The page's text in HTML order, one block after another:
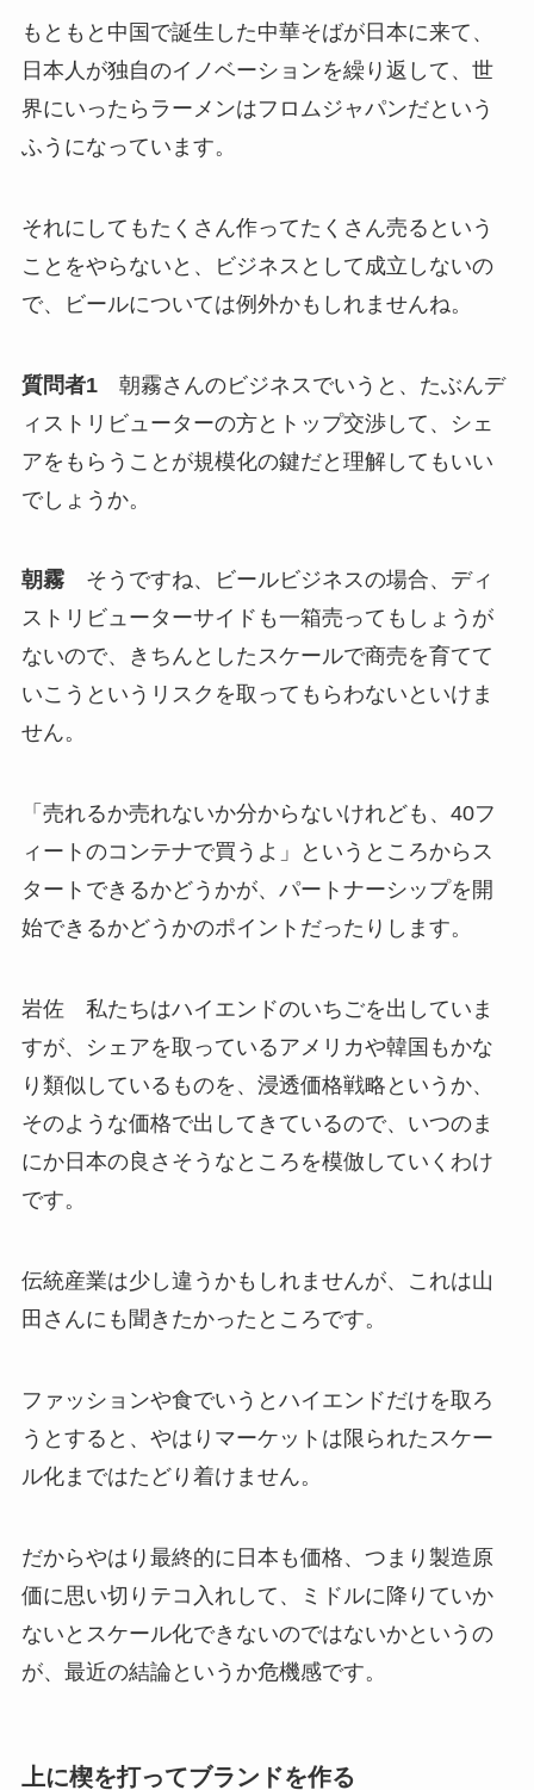
もともと中国で誕生した中華そばが日本に来て、
日本人が独自のイノベーションを繰り返して、世
界にいったらラーメンはフロムジャパンだという
ふうになっています。
それにしてもたくさん作ってたくさん売るという
ことをやらないと、ビジネスとして成立しないの
で、ビールについては例外かもしれませんね。
質問者1朝霧さんのビジネスでいうと、たぶんデ
ィストリビューターの方とトップ交渉して、シェ
アをもらうことが規模化の鍵だと理解してもいい
でしょうか。
朝霧そうですね、ビールビジネスの場合、ディ
ストリビューターサイドも一箱売ってもしょうが
ないので、きちんとしたスケールで商売を育てて
いこうというリスクを取ってもらわないといけま
せん。
「売れるか売れないか分からないけれども、40フ
ィートのコンテナで買うよ」というところからス
タートできるかどうかが、パートナーシップを開
始できるかどうかのポイントだったりします。
岩佐 私たちはハイエンドのいちごを出していま
すが、シェアを取っているアメリカや韓国もかな
り類似しているものを、浸透価格戦略というか、
そのような価格で出してきているので、いつのま
にか日本の良さそうなところを模倣していくわけ
です。
伝統産業は少し違うかもしれませんが、これは山
田さんにも聞きたかったところです。
ファッションや食でいうとハイエンドだけを取ろ
うとすると、やはりマーケットは限られたスケー
ル化まではたどり着けません。
だからやはり最終的に日本も価格、つまり製造原
価に思い切りテコ入れして、ミドルに降りていか
ないとスケール化できないのではないかというの
が、最近の結論というか危機感です。
上に楔を打ってブランドを作る